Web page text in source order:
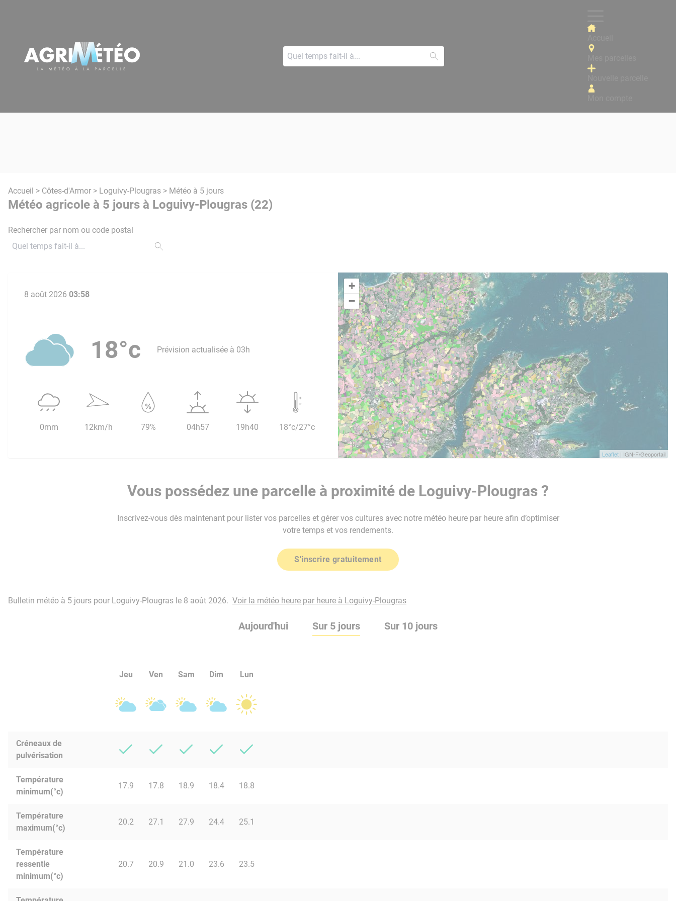
Accueil > Côtes-d'Armor > Loguivy-Plougras > Météo à 5 jours
Météo agricole à 5 jours à Loguivy-Plougras (22)
Rechercher par nom ou code postal
+
−
Leaflet | IGN-F/Geoportail
8 août 2026 03:58
18°c Prévision actualisée à 03h
0mm 12km/h 79% 04h57 19h40 18°c/27°c
Vous possédez une parcelle à proximité de Loguivy-Plougras ?
Inscrivez-vous dès maintenant pour lister vos parcelles et gérer vos cultures avec notre météo heure par heure afin d’optimiser
votre temps et vos rendements.
S'inscrire gratuitement
Bulletin météo à 5 jours pour Loguivy-Plougras le 8 août 2026. Voir la météo heure par heure à Loguivy-Plougras
Aujourd'hui Sur 5 jours Sur 10 jours
Jeu Ven Sam Dim Lun
Créneaux de
pulvérisation
Température
minimum(°c)
17.9 17.8 18.9 18.4 18.8
Température
maximum(°c)
20.2 27.1 27.9 24.4 25.1
Température
ressentie
minimum(°c)
20.7 20.9 21.0 23.6 23.5